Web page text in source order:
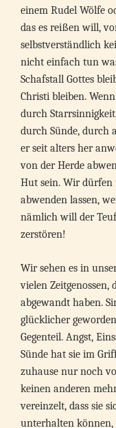
einem Rudel Wölfe
das es reißen will,
selbstverständlich
nicht einfach tun
Schafstall Gottes
Christi bleiben.
durch
durch Sünde, durch
er seit alters her
von der Herde
Hut sein. Wir dürfen
abwenden lassen,
nämlich will der
zerstören!
Wir sehen es in
vielen Zeitgenossen,
abgewandt haben.
glücklicher
Gegenteil. Angst,
Sünde hat sie im
zuhause nur noch
keinen anderen
vereinzelt, dass sie
unterhalten